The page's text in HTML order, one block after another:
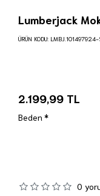
Lumberjack
0
2.199,99 TL
ÜRÜN KODU: LMBJ.101497924-
Beden